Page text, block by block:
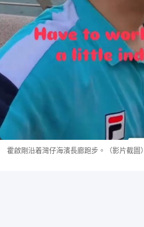
霍啟剛沿着灣仔海濱長廊跑步。（影片截圖）